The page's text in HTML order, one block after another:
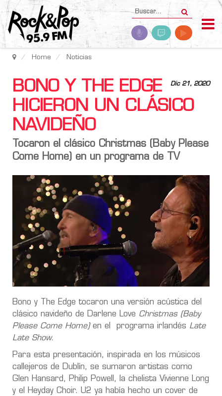
Home Noticias
Dic 21, 2020
BONO Y THE EDGE
HICIERON UN CLÁSICO
NAVIDEÑO
Tocaron el clásico Christmas (Baby Please
Come Home) en un programa de TV
Bono y The Edge tocaron una versión acústica del
clásico navideño de Darlene Love Christmas (Baby
Please Come Home)en el programa irlandés Late
Late Show.
Para esta presentación, inspirada en los músicos
callejeros de Dublín, se sumaron artistas como
Glen Hansard, Philip Powell, la chelista Vivienne Long
y el Heyday Choir. U2 ya había hecho un cover de